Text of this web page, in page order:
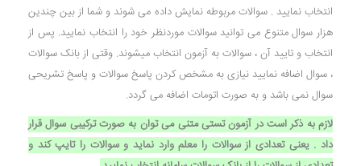
انتخاب نمایید . سوالات مربوطه نمایش داده می شوند و شما از بین چندین
هزار سوال متنوع می توانید سوالات موردنظر خود را انتخاب نمایید. پس از
انتخاب و تایید آن ، سوالات به آزمون انتخاب میشوند. وقتی از بانک سوالات
، سوال اضافه نمایید نیازی به مشخص کردن پاسخ سوالات و پاسخ تشریحی
سوال نمی باشد و به صورت اتومات اضافه می گردد.
لازم به ذکر است در آزمون تستی متنی می توان به صورت ترکیبی سوال قرار
داد . یعنی تعدادی از سوالات را معلم وارد نماید و سوالات را تایپ کند و